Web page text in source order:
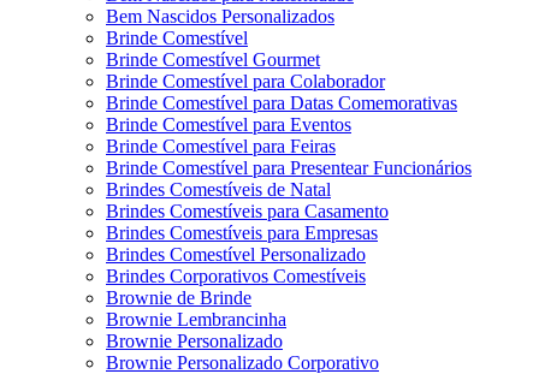
Bem Nascidos Personalizados
Brinde Comestível
Brinde Comestível Gourmet
Brinde Comestível para Colaborador
Brinde Comestível para Datas Comemorativas
Brinde Comestível para Eventos
Brinde Comestível para Feiras
Brinde Comestível para Presentear Funcionários
Brindes Comestíveis de Natal
Brindes Comestíveis para Casamento
Brindes Comestíveis para Empresas
Brindes Comestível Personalizado
Brindes Corporativos Comestíveis
Brownie de Brinde
Brownie Lembrancinha
Brownie Personalizado
Brownie Personalizado Corporativo